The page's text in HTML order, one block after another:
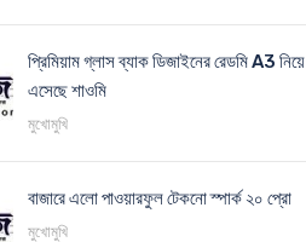
প্রিমিয়াম গ্লাস ব্যাক ডিজাইনের রেডমি A3 নিয়ে
এসেছে শাওমি
মুখোমুখি
বাজারে এলো পাওয়ারফুল টেকনো স্পার্ক ২০ প্রো
মুখোমুখি